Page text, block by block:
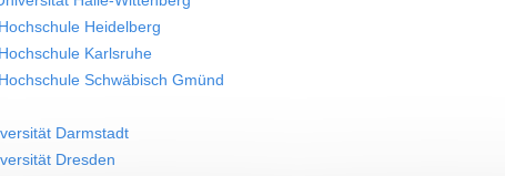
Heidelberg
Karlsruhe
Schwäbisch Gmünd
Darmstadt
Dresden